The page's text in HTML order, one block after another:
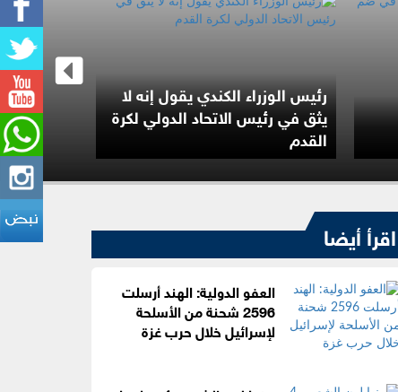
رئيس الوزراء الكندي يقول إنه لا
يثق في رئيس الاتحاد الدولي لكرة
القدم
مرشح من
اقرأ أيضا
العفو الدولية: الهند أرسلت
2596 شحنة من الأسلحة
لإسرائيل خلال حرب غزة